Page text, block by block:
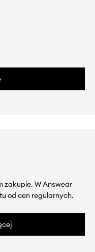
zakupie. W Answear
od cen regularnych.